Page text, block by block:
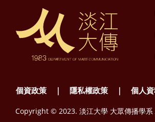
個資政策 ｜ 隱私權政策 ｜ 個人
Copyright © 2023. 淡江大學 大眾傳